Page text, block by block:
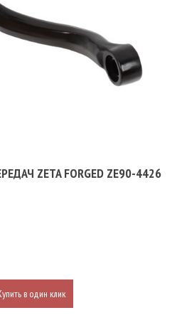
ZETA FORGED ZE90-4426
в один клик